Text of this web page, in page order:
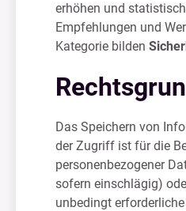
erhöhen und
Empfehlungen und
Kategorie bilden
Das Speichern von
der Zugriff ist für die
personenbezogener
sofern einschlägig)
unbedingt